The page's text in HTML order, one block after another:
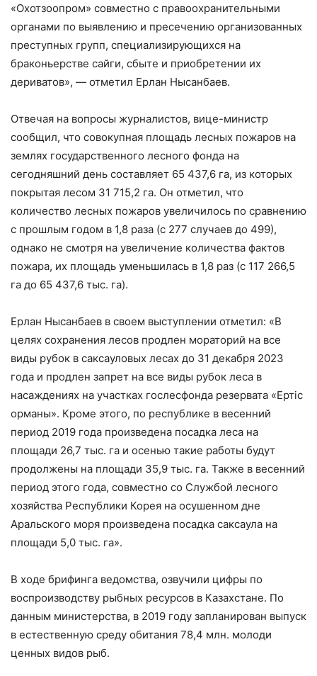
«Охотзоопром» совместно с правоохранительными
органами по выявлению и пресечению организованных
преступных групп, специализирующихся на
браконьерстве сайги, сбыте и приобретении их
дериватов», — отметил Ерлан Нысанбаев.
Отвечая на вопросы журналистов, вице-министр
сообщил, что совокупная площадь лесных пожаров на
землях государственного лесного фонда на
сегодняшний день составляет 65 437,6 га, из которых
покрытая лесом 31 715,2 га. Он отметил, что
количество лесных пожаров увеличилось по сравнению
с прошлым годом в 1,8 раза (с 277 случаев до 499),
однако не смотря на увеличение количества фактов
пожара, их площадь уменьшилась в 1,8 раз (с 117 266,5
га до 65 437,6 тыс. га).
Ерлан Нысанбаев в своем выступлении отметил: «В
целях сохранения лесов продлен мораторий на все
виды рубок в саксауловых лесах до 31 декабря 2023
года и продлен запрет на все виды рубок леса в
насаждениях на участках гослесфонда резервата «Ертіс
орманы». Кроме этого, по республике в весенний
период 2019 года произведена посадка леса на
площади 26,7 тыс. га и осенью такие работы будут
продолжены на площади 35,9 тыс. га. Также в весенний
период этого года, совместно со Службой лесного
хозяйства Республики Корея на осушенном дне
Аральского моря произведена посадка саксаула на
площади 5,0 тыс. га».
В ходе брифинга ведомства, озвучили цифры по
воспроизводству рыбных ресурсов в Казахстане. По
данным министерства, в 2019 году запланирован выпуск
в естественную среду обитания 78,4 млн. молоди
ценных видов рыб.